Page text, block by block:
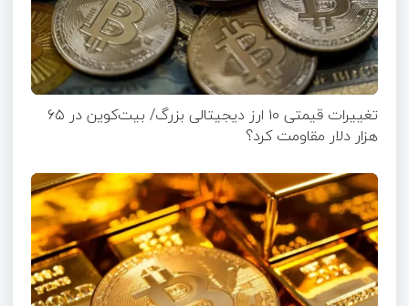
تغییرات قیمتی ۱۰ ارز دیجیتالی بزرگ/ بیت‌کوین در ۶۵
هزار دلار مقاومت کرد؟